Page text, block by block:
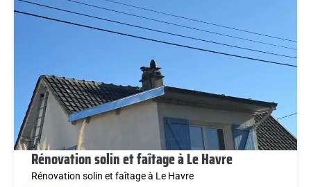
Rénovation solin et faîtage à Le Havre
Rénovation solin et faîtage à Le Havre